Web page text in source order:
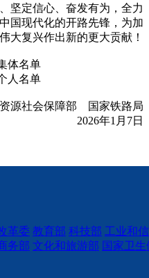
坚定信心、奋发有为，全力
国现代化的开路先锋，为加
大复兴作出新的更大贡献！
体名单
名单
社会保障部 国家铁路局
2026年1月7日
革委 教育部 科技部 工业和
务部 文化和旅游部 国家卫